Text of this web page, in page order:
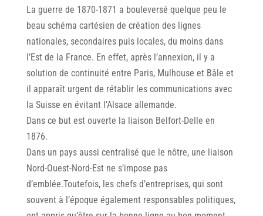
La guerre de 1870-1871 a bouleversé quelque peu le
beau schéma cartésien de création des lignes
nationales, secondaires puis locales, du moins dans
I’Est de la France. En effet, après l’annexion, il y a
solution de continuité entre Paris, Mulhouse et Bâle et
il apparaît urgent de rétablir les communications avec
la Suisse en évitant l’Alsace allemande.
Dans ce but est ouverte la liaison Belfort-Delle en
1876.
Dans un pays aussi centralisé que le nôtre, une liaison
Nord-Ouest-Nord-Est ne s’impose pas
d’emblée.Toutefois, les chefs d’entreprises, qui sont
souvent à l’époque également responsables politiques,